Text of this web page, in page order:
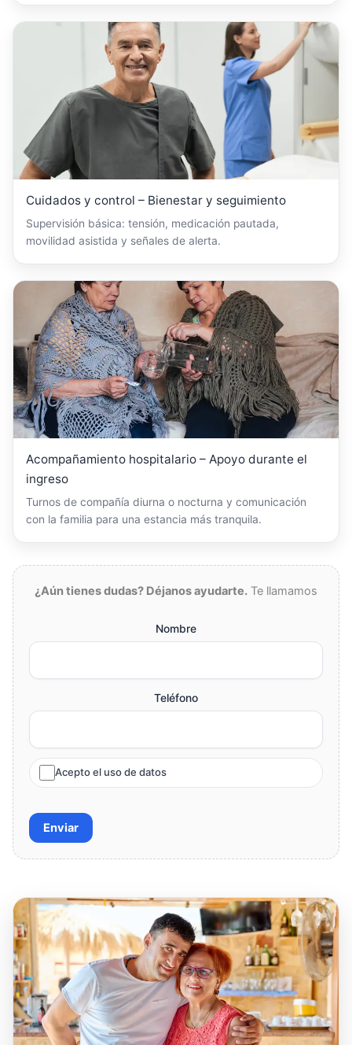
Cuidados y control – Bienestar y seguimiento
Supervisión básica: tensión, medicación pautada,
movilidad asistida y señales de alerta.
Acompañamiento hospitalario – Apoyo durante el
ingreso
Turnos de compañía diurna o nocturna y comunicación
con la familia para una estancia más tranquila.
¿Aún tienes dudas? Déjanos ayudarte. Te llamamos
Nombre
Teléfono
Acepto el uso de datos
Enviar